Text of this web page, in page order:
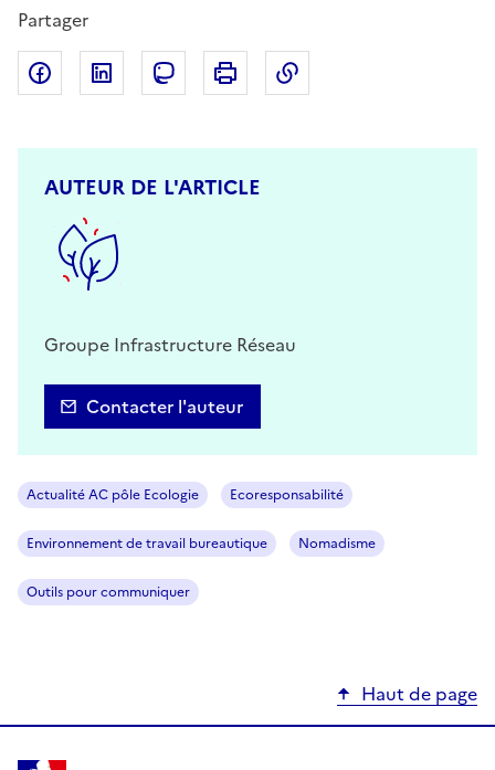
Partager
Partager sur Facebook
Partager sur LinkedIn
Partager sur Mastodon
Imprimer
AUTEUR DE L'ARTICLE
Groupe Infrastructure Réseau
Contacter l'auteur
Actualité AC pôle Ecologie Ecoresponsabilité
Environnement de travail bureautique Nomadisme
Outils pour communiquer
Haut de page